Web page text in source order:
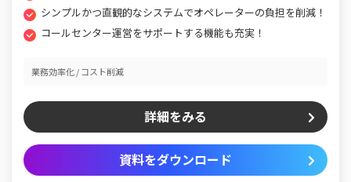
シンプルかつ直観的なシステムでオペレーターの負担を削減！
コールセンター運営をサポートする機能も充実！
業務効率化 コスト削減
詳細をみる
資料をダウンロード